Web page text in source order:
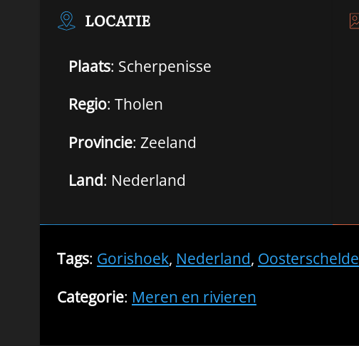
LOCATIE
Plaats: Scherpenisse
Regio: Tholen
Provincie: Zeeland
Land: Nederland
Tags: Gorishoek, Nederland, Oosterschelde
Categorie: Meren en rivieren